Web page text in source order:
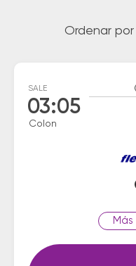
Ordenar por
SALE
03:05
Colon